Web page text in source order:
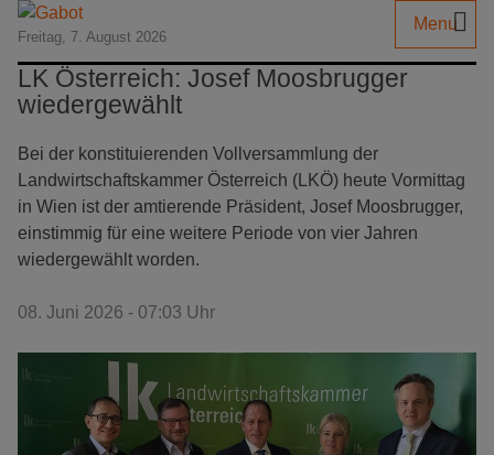
Freitag, 7. August 2026
Menu
LK Österreich: Josef Moosbrugger
wiedergewählt
Bei der konstituierenden Vollversammlung der
Landwirtschaftskammer Österreich (LKÖ) heute Vormittag
in Wien ist der amtierende Präsident, Josef Moosbrugger,
einstimmig für eine weitere Periode von vier Jahren
wiedergewählt worden.
08. Juni 2026 - 07:03 Uhr